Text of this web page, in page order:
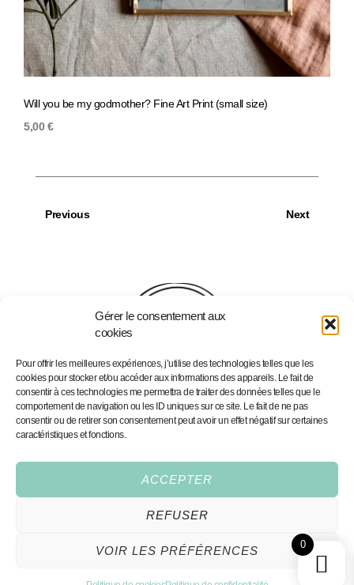
Gérer le consentement aux
cookies
Pour offrir les meilleures expériences, j’utilise des technologies telles que les
cookies pour stocker et/ou accéder aux informations des appareils. Le fait de
consentir à ces technologies me permettra de traiter des données telles que le
comportement de navigation ou les ID uniques sur ce site. Le fait de ne pas
consentir ou de retirer son consentement peut avoir un effet négatif sur certaines
caractéristiques et fonctions.
ACCEPTER
REFUSER
VOIR LES PRÉFÉRENCES
Will you be my godmother? Fine Art Print (small size)
5,00€
Previous Next
Home
Made by Cœur Deciel
0